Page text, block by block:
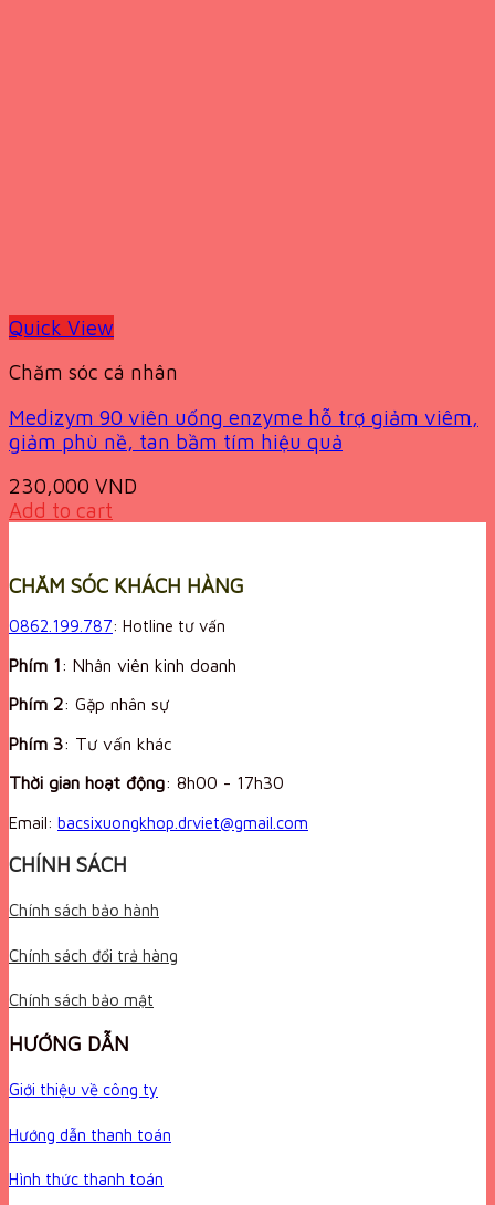
Quick View
Chăm sóc cá nhân
Medizym 90 viên uống enzyme hỗ trợ giảm viêm,
giảm phù nề, tan bầm tím hiệu quả
230,000 VND
Add to cart
CHĂM SÓC KHÁCH HÀNG
0862.199.787: Hotline tư vấn
Phím 1: Nhân viên kinh doanh
Phím 2: Gặp nhân sự
Phím 3: Tư vấn khác
Thời gian hoạt động: 8h00 - 17h30
Email: bacsixuongkhop.drviet@gmail.com
CHÍNH SÁCH
Chính sách bảo hành
Chính sách đổi trả hàng
Chính sách bảo mật
HƯỚNG DẪN
Giới thiệu về công ty
Hướng dẫn thanh toán
Hình thức thanh toán